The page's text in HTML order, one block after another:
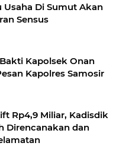
Usaha Di Sumut Akan
Sensus
Kapolsek Onan
Kapolres Samosir
Rp4,9 Miliar, Kadisdik
Direncanakan dan